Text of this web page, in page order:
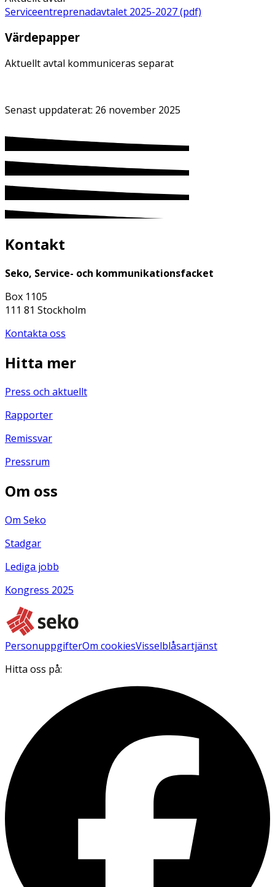
Serviceentreprenadavtalet 2025-2027 (pdf)
Värdepapper
Aktuellt avtal kommuniceras separat
Senast uppdaterat: 26 november 2025
Kontakt
Seko, Service- och kommunikationsfacket
Box 1105
111 81 Stockholm
Kontakta oss
Hitta mer
Press och aktuellt
Rapporter
Remissvar
Pressrum
Om oss
Om Seko
Stadgar
Lediga jobb
Kongress 2025
PersonuppgifterOm cookiesVisselblåsartjänst
Hitta oss på: